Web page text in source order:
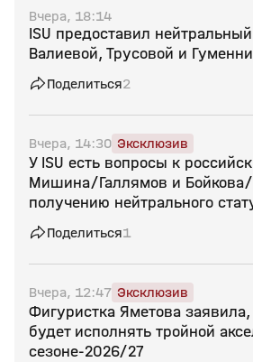
Вчера, 18:14
ISU предоставил
Валиевой, Трусовой и
Поделиться2
Вчера, 14:30 Эксклюзив
У ISU есть вопросы к
Мишина/Галлямов и Бойкова/
получению нейтрального
Поделиться1
Вчера, 12:47 Эксклюзив
Фигуристка Яметова
будет исполнять тройной
сезоне‑2026/27